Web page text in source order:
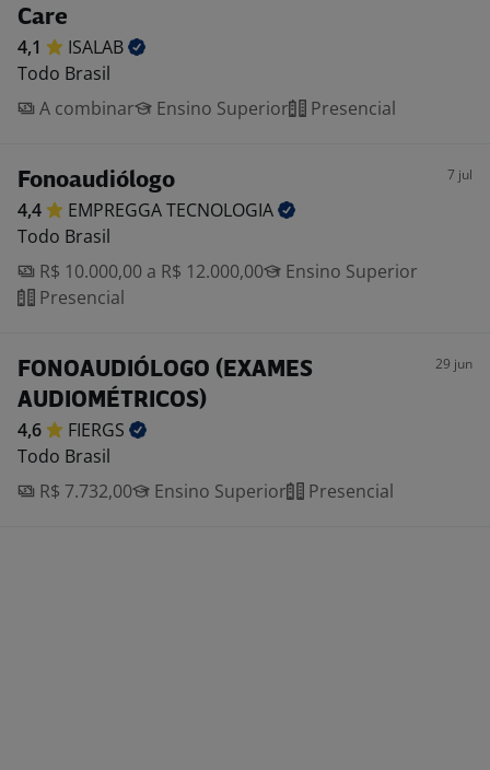
Care
4,1
ISALAB
Todo Brasil
A combinar
Ensino Superior Presencial
Fonoaudiólogo 7 jul
4,4 EMPREGGATECNOLOGIA
Todo Brasil
R$ 10.000,00 a R$ 12.000,00
Ensino Superior
Presencial
FONOAUDIÓLOGO (EXAMES
AUDIOMÉTRICOS)
29 jun
4,6
FIERGS
Todo Brasil
R$ 7.732,00
Ensino Superior Presencial